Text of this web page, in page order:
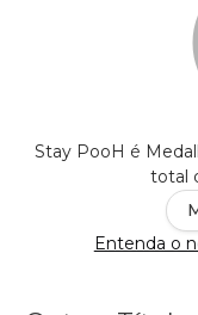
Stay PooH é
total
Entenda o